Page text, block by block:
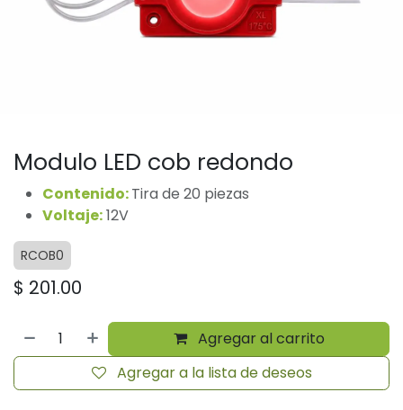
Modulo LED cob redondo
Contenido:Tira de 20 piezas
Voltaje:12V
RCOB0
$ 201.00
Agregar al carrito
Agregar a la lista de deseos